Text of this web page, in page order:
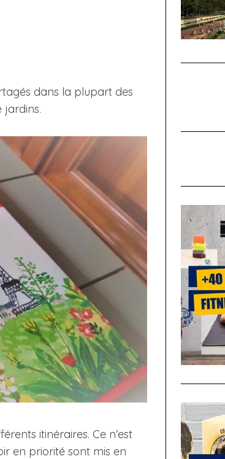
dans la plupart des
jardins.
itinéraires. Ce n’est
en priorité sont mis en